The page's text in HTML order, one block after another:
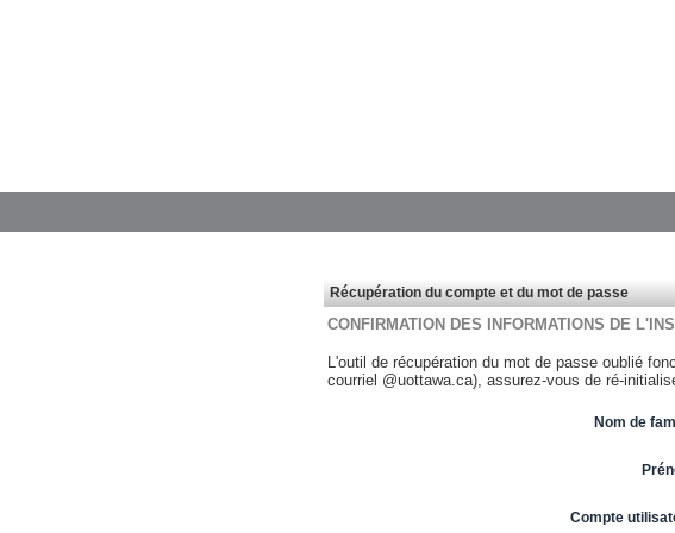
Récupération du compte et du mot de passe
CONFIRMATION DES INFORMATIONS DE
L'outil de récupération du mot de passe oublié
courriel @uottawa.ca), assurez-vous de ré-
Nom de
Compte